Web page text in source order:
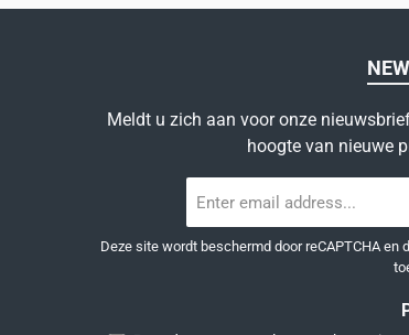
Meldt u zich aan voor onze
hoogte van nieuwe
mailadres
Deze site wordt beschermd door reCAPTCHA en